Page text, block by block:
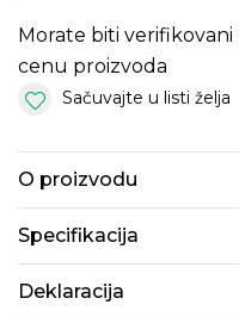
Morate biti verifikovani
cenu proizvoda
Sačuvajte u listi želja
O proizvodu
Specifikacija
Deklaracija